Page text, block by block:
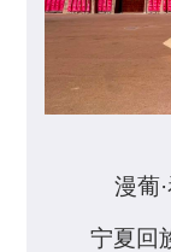
漫葡
宁夏回